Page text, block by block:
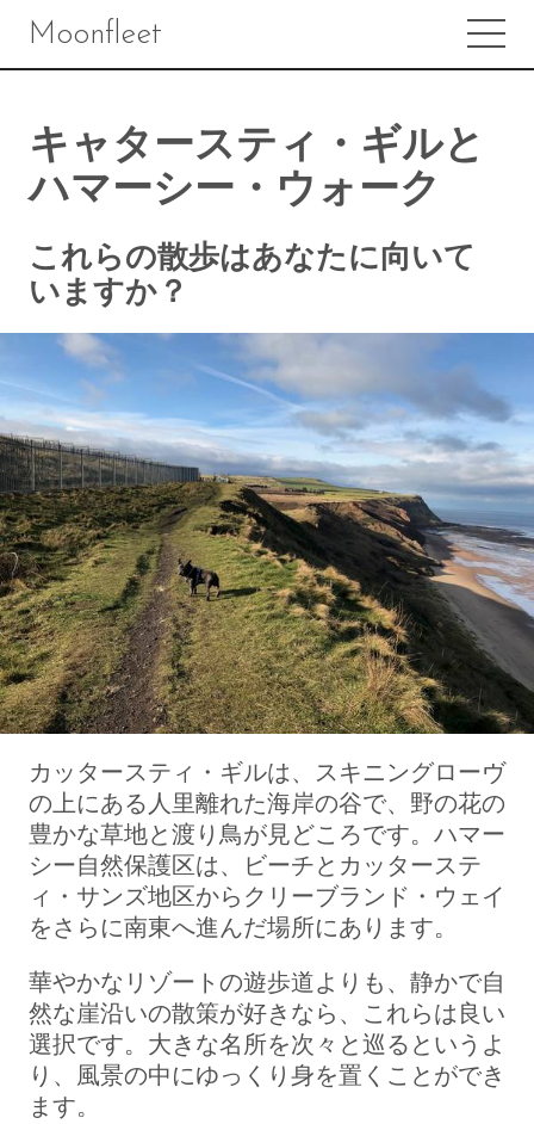
Moonfleet
キャタースティ・ギルと
ハマーシー・ウォーク
これらの散歩はあなたに向いて
いますか？
カッタースティ・ギルは、スキニングローヴ
の上にある人里離れた海岸の谷で、野の花の
豊かな草地と渡り鳥が見どころです。ハマー
シー自然保護区は、ビーチとカッターステ
ィ・サンズ地区からクリーブランド・ウェイ
をさらに南東へ進んだ場所にあります。
華やかなリゾートの遊歩道よりも、静かで自
然な崖沿いの散策が好きなら、これらは良い
選択です。大きな名所を次々と巡るというよ
り、風景の中にゆっくり身を置くことができ
ます。